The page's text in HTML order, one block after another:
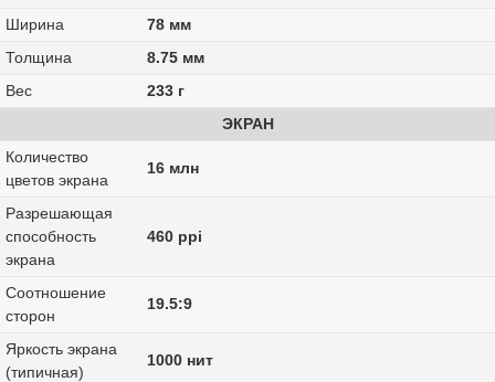
Ширина
78 мм
Толщина
8.75 мм
Вес
233 г
ЭКРАН
Количество
цветов экрана
16 млн
Разрешающая
способность
экрана
460 ppi
Соотношение
сторон
19.5:9
Яркость экрана
(типичная)
1000 нит